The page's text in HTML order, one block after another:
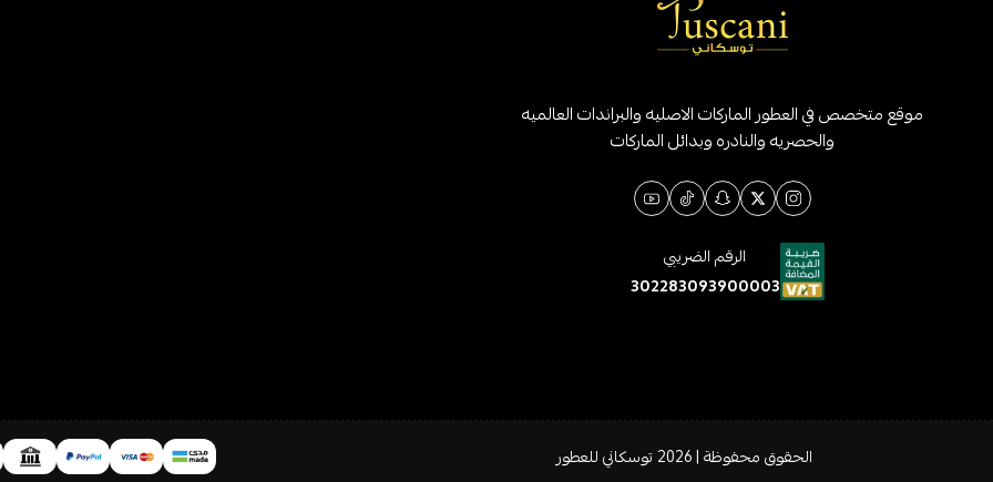
موقع متخصص في العطور الماركات الاصليه والبراندات العالميه
والحصريه والنادره وبدائل الماركات
الرقم الضريبي
302283093900003
الحقوق محفوظة | 2026 توسكاني للعطور